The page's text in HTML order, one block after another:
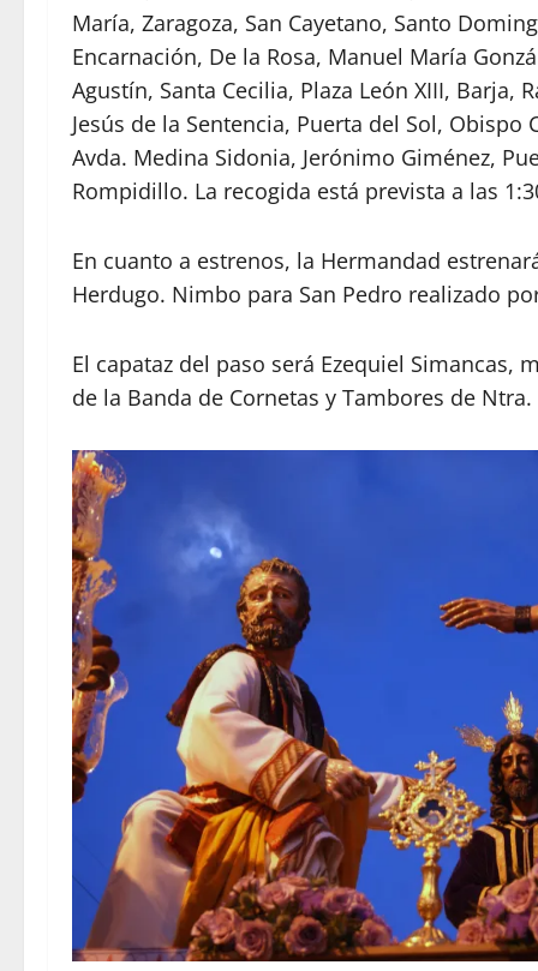
María, Zaragoza, San Cayetano, Santo
Encarnación, De la Rosa, Manuel María
Agustín, Santa Cecilia, Plaza León XIII, Barja,
Jesús de la Sentencia, Puerta del Sol,
Avda. Medina Sidonia, Jerónimo Giménez,
Rompidillo. La recogida está prevista a las
En cuanto a estrenos, la Hermandad
Herdugo. Nimbo para San Pedro realizado
El capataz del paso será Ezequiel
de la Banda de Cornetas y Tambores de